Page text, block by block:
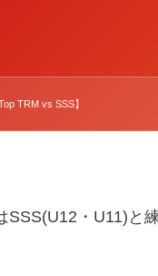
TRM vs SSS】
・U11)と